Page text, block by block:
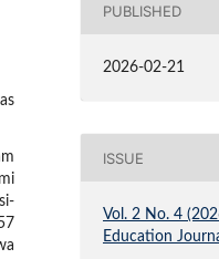
PUBLISHED
2026-02-21
ISSUE
Vol. 2 No. 4
Education